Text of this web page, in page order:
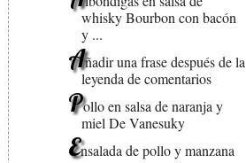
whisky Bourbon con bacón
y ...
Añadir una frase después de la
leyenda de comentarios
Pollo en salsa de naranja y
miel De Vanesuky
Ensalada de pollo y manzana